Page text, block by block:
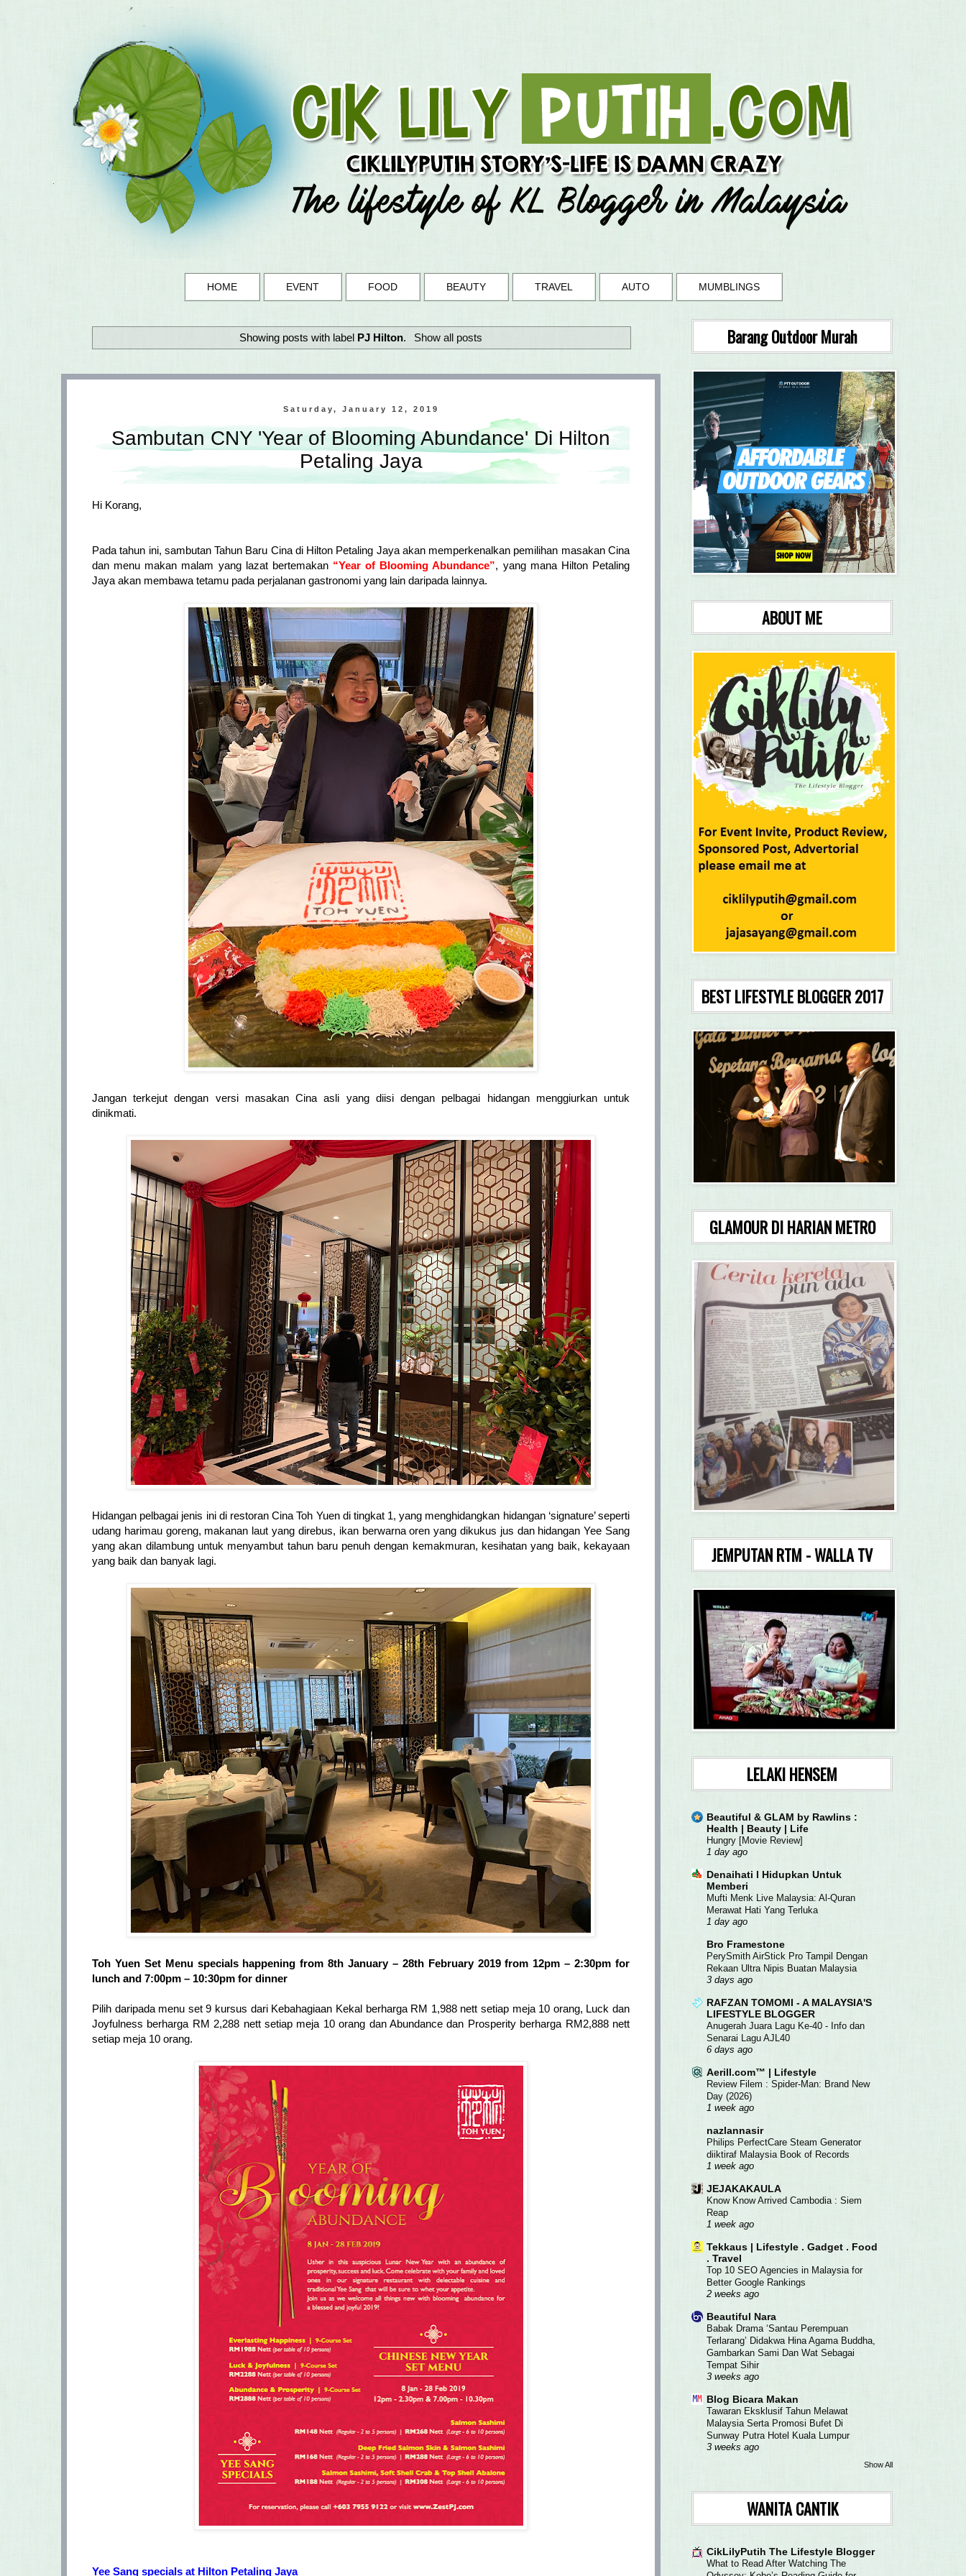
HOME EVENT FOOD BEAUTY TRAVEL AUTO MUMBLINGS
Showing posts with label PJ Hilton. Show all posts
Saturday, January 12, 2019
Sambutan CNY 'Year of Blooming Abundance' Di Hilton
Petaling Jaya
Hi Korang,
Pada tahun ini, sambutan Tahun Baru Cina di Hilton Petaling Jaya akan memperkenalkan pemilihan masakan Cina
dan menu makan malam yang lazat bertemakan “Year of Blooming Abundance”, yang mana Hilton Petaling
Jaya akan membawa tetamu pada perjalanan gastronomi yang lain daripada lainnya.
Jangan terkejut dengan versi masakan Cina asli yang diisi dengan pelbagai hidangan menggiurkan untuk
dinikmati.
Hidangan pelbagai jenis ini di restoran Cina Toh Yuen di tingkat 1, yang menghidangkan hidangan ‘signature’ seperti
udang harimau goreng, makanan laut yang direbus, ikan berwarna oren yang dikukus jus dan hidangan Yee Sang
yang akan dilambung untuk menyambut tahun baru penuh dengan kemakmuran, kesihatan yang baik, kekayaan
yang baik dan banyak lagi.
Toh Yuen Set Menu specials happening from 8th January – 28th February 2019 from 12pm – 2:30pm for
lunch and 7:00pm – 10:30pm for dinner
Pilih daripada menu set 9 kursus dari Kebahagiaan Kekal berharga RM 1,988 nett setiap meja 10 orang, Luck dan
Joyfulness berharga RM 2,288 nett setiap meja 10 orang dan Abundance dan Prosperity berharga RM2,888 nett
setiap meja 10 orang.
Yee Sang specials at Hilton Petaling Jaya
Barang Outdoor Murah
ABOUT ME
BEST LIFESTYLE BLOGGER 2017
GLAMOUR DI HARIAN METRO
JEMPUTAN RTM - WALLA TV
LELAKI HENSEM
Beautiful & GLAM by Rawlins :
Health | Beauty | Life
Hungry [Movie Review]
1 day ago
Denaihati l Hidupkan Untuk
Memberi
Mufti Menk Live Malaysia: Al-Quran
Merawat Hati Yang Terluka
1 day ago
Bro Framestone
PerySmith AirStick Pro Tampil Dengan
Rekaan Ultra Nipis Buatan Malaysia
3 days ago
RAFZAN TOMOMI - A MALAYSIA'S
LIFESTYLE BLOGGER
Anugerah Juara Lagu Ke-40 - Info dan
Senarai Lagu AJL40
6 days ago
Aerill.com™ | Lifestyle
Review Filem : Spider-Man: Brand New
Day (2026)
1 week ago
nazlannasir
Philips PerfectCare Steam Generator
diiktiraf Malaysia Book of Records
1 week ago
JEJAKAKAULA
Know Know Arrived Cambodia : Siem
Reap
1 week ago
Tekkaus | Lifestyle . Gadget . Food
. Travel
Top 10 SEO Agencies in Malaysia for
Better Google Rankings
2 weeks ago
Beautiful Nara
Babak Drama ‘Santau Perempuan
Terlarang’ Didakwa Hina Agama Buddha,
Gambarkan Sami Dan Wat Sebagai
Tempat Sihir
3 weeks ago
Blog Bicara Makan
Tawaran Eksklusif Tahun Melawat
Malaysia Serta Promosi Bufet Di
Sunway Putra Hotel Kuala Lumpur
3 weeks ago
Show All
WANITA CANTIK
CikLilyPutih The Lifestyle Blogger
What to Read After Watching The